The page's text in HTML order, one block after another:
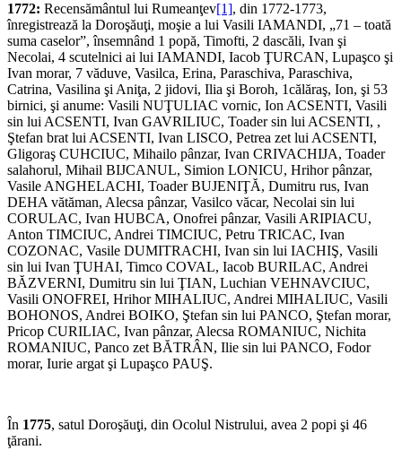
1772: Recensământul lui Rumeanţev[1], din 1772-1773,
înregistrează la Doroşăuţi, moşie a lui Vasili IAMANDI, „71 – toată
suma caselor”, însemnând 1 popă, Timofti, 2 dascăli, Ivan şi
Necolai, 4 scutelnici ai lui IAMANDI, Iacob ŢURCAN, Lupaşco şi
Ivan morar, 7 văduve, Vasilca, Erina, Paraschiva, Paraschiva,
Catrina, Vasilina şi Aniţa, 2 jidovi, Ilia şi Boroh, 1călăraş, Ion, şi 53
birnici, şi anume: Vasili NUŢULIAC vornic, Ion ACSENTI, Vasili
sin lui ACSENTI, Ivan GAVRILIUC, Toader sin lui ACSENTI, ,
Ştefan brat lui ACSENTI, Ivan LISCO, Petrea zet lui ACSENTI,
Gligoraş CUHCIUC, Mihailo pânzar, Ivan CRIVACHIJA, Toader
salahorul, Mihail BIJCANUL, Simion LONICU, Hrihor pânzar,
Vasile ANGHELACHI, Toader BUJENIŢĂ, Dumitru rus, Ivan
DEHA vătăman, Alecsa pânzar, Vasilco văcar, Necolai sin lui
CORULAC, Ivan HUBCA, Onofrei pânzar, Vasili ARIPIACU,
Anton TIMCIUC, Andrei TIMCIUC, Petru TRICAC, Ivan
COZONAC, Vasile DUMITRACHI, Ivan sin lui IACHIŞ, Vasili
sin lui Ivan ŢUHAI, Timco COVAL, Iacob BURILAC, Andrei
BĂZVERNI, Dumitru sin lui ŢIAN, Luchian VEHNAVCIUC,
Vasili ONOFREI, Hrihor MIHALIUC, Andrei MIHALIUC, Vasili
BOHONOS, Andrei BOIKO, Ştefan sin lui PANCO, Ştefan morar,
Pricop CURILIAC, Ivan pânzar, Alecsa ROMANIUC, Nichita
ROMANIUC, Panco zet BĂTRÂN, Ilie sin lui PANCO, Fodor
morar, Iurie argat şi Lupaşco PAUŞ.
În 1775, satul Doroşăuţi, din Ocolul Nistrului, avea 2 popi şi 46
ţărani.